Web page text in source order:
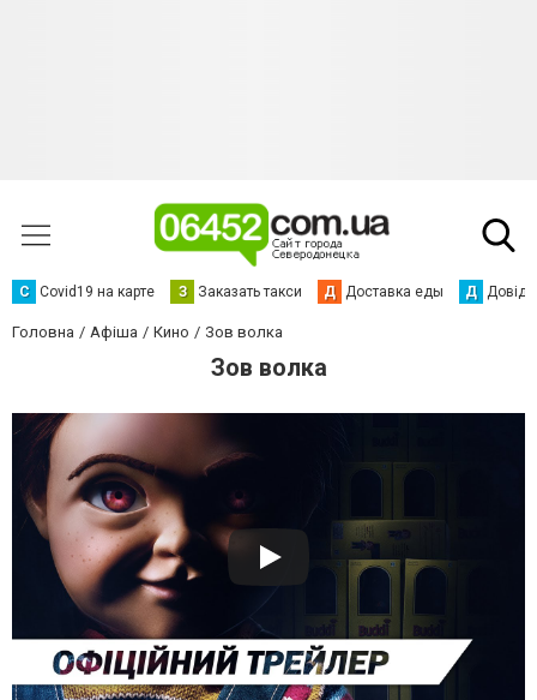
С Сovid19 на карте З Заказать такси Д Доставка еды Д
Головна Афіша Кино Зов волка
Зов волка